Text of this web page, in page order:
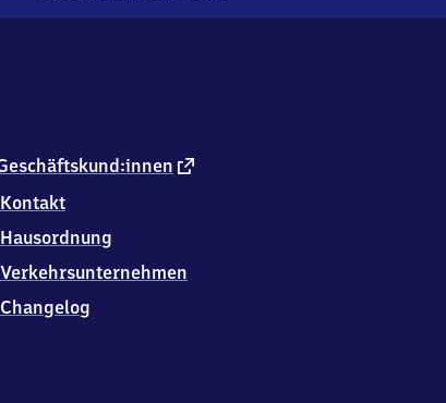
0
Forchheim
(Oberfr)
externer
Kontakt
Hausordnung
Verkehrsunternehmen
Changelog